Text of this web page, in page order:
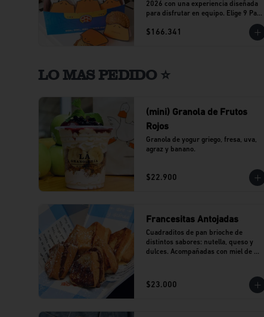
2026 con una experiencia diseñada
para disfrutar en equipo. Elige 9 Pato
Gos de tu sabor favorito y vive cada
partido acompañado del sabor que
$166.341
LO MAS PEDIDO ⭐
(mini) Granola de Frutos
Rojos
Granola de yogur griego, fresa, uva,
agraz y banano.
$22.900
Francesitas Antojadas
Cuadraditos de pan brioche de
distintos sabores: nutella, queso y
dulces. Acompañadas con miel de
$23.000